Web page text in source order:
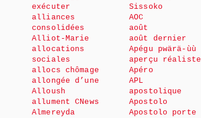
exécuter
alliances
consolidées
Alliot-Marie
allocations
sociales
allocs chômage
allongée d’une
Alloush
allument CNews
Almereyda
Sissoko
AOC
août
août dernier
Apégu pwärä-ùù
aperçu réaliste
Apéro
APL
apostolique
Apostolo
Apostolo porte